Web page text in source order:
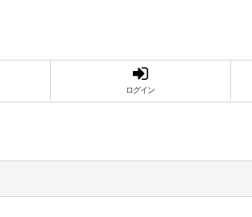
ログイン